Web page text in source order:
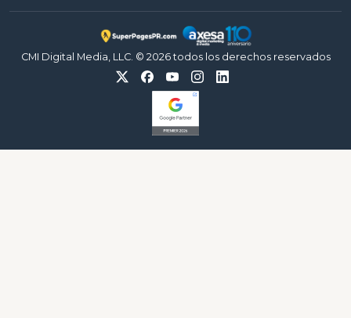
CMI Digital Media, LLC. © 2026 todos los derechos reservados